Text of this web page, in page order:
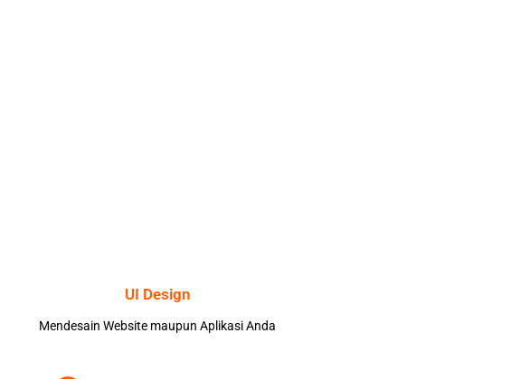
UI Design
Mendesain Website maupun Aplikasi Anda